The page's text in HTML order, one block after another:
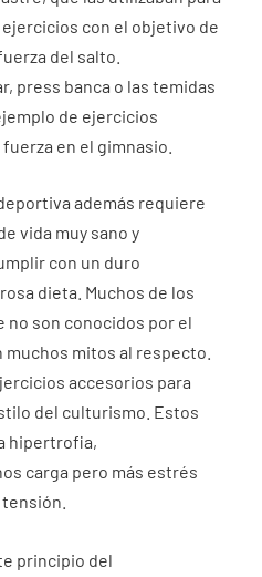
con el objetivo de
del salto.
press banca o las temidas
de ejercicios
en el gimnasio.
además requiere
vida muy sano y
con un duro
dieta. Muchos de los
son conocidos por el
mitos al respecto.
accesorios para
del culturismo. Estos
hipertrofia,
carga pero más estrés
principio del